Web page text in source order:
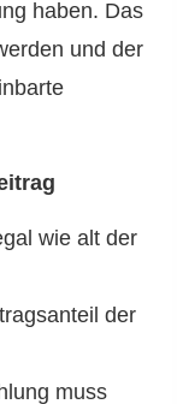
haben. Das
und der
wie alt der
der
muss